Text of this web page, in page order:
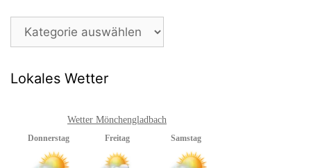
Beitragsarchiv
Lokales Wetter
Wetter Mönchengladbach